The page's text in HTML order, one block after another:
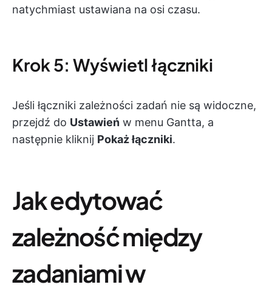
natychmiast ustawiana na osi czasu.
Krok 5: Wyświetl łączniki
Jeśli łączniki zależności zadań nie są widoczne,
przejdź do Ustawień w menu Gantta, a
następnie kliknij Pokaż łączniki.
Jak edytować
zależność między
zadaniami w